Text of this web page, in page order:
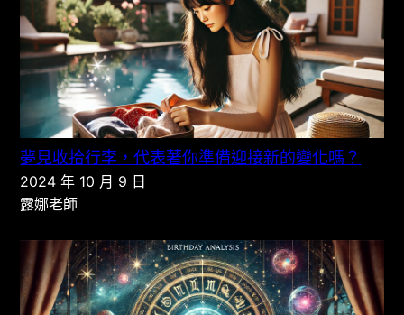
夢見收拾行李，代表著你準備迎接新的變化嗎？
2024 年 10 月 9 日
露娜老師